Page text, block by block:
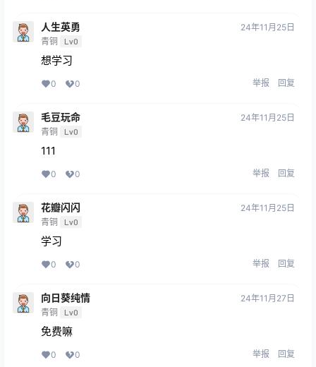
人生英勇
青铜 Lv0
24年11月25日
想学习
0 0 举报 回复
毛豆玩命
青铜 Lv0
24年11月25日
111
0 0 举报 回复
花瓣闪闪
青铜 Lv0
24年11月25日
学习
0 0 举报 回复
向日葵纯情
青铜 Lv0
24年11月27日
免费嘛
0 0 举报 回复